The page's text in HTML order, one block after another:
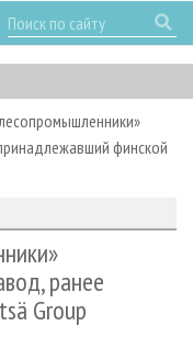
финской
ранее
Group